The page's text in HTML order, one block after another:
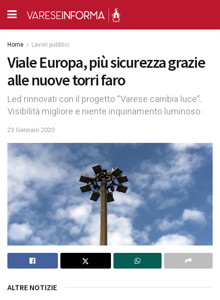
Home Lavori pubblici
Viale Europa, più sicurezza grazie
alle nuove torri faro
Led rinnovati con il progetto “Varese cambia luce”.
Visibilità migliore e niente inquinamento luminoso
23 Gennaio 2020
ALTRE NOTIZIE